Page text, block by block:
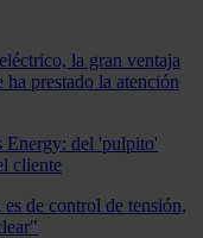
la gran ventaja
ha prestado la atención
Energy: del 'pulpito'
cliente
de control de tensión,